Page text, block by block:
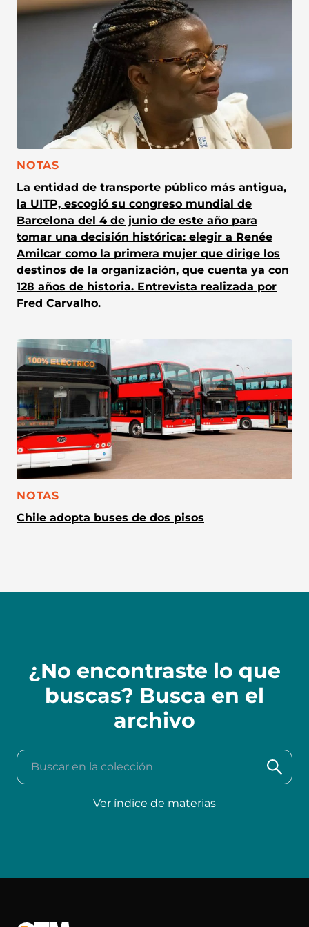
CATEGORÍA:
NOTAS
La entidad de transporte público más antigua,
la UITP, escogió su congreso mundial de
Barcelona del 4 de junio de este año para
tomar una decisión histórica: elegir a Renée
Amilcar como la primera mujer que dirige los
destinos de la organización, que cuenta ya con
128 años de historia. Entrevista realizada por
Fred Carvalho.
CATEGORÍA:
NOTAS
Chile adopta buses de dos pisos
¿No encontraste lo que
buscas? Busca en el
archivo
Buscar en la colección
Ver índice de materias